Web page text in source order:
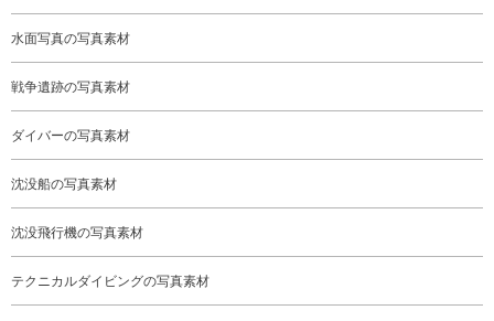
水面写真の写真素材
戦争遺跡の写真素材
ダイバーの写真素材
沈没船の写真素材
沈没飛行機の写真素材
テクニカルダイビングの写真素材